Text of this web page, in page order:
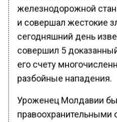
железнодорожной
и совершал жестокие
сегодняшний день
совершил 5
его счету
разбойные нападения.
Уроженец Молдавии
правоохранительными